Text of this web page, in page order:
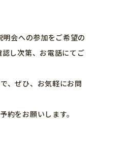
会への参加をご希望の
し次第、お電話にてご
、ぜひ、お気軽にお問
をお願いします。